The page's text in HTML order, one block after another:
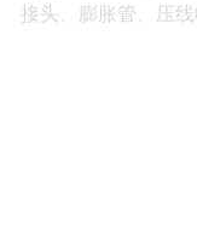
接头、膨胀管、压